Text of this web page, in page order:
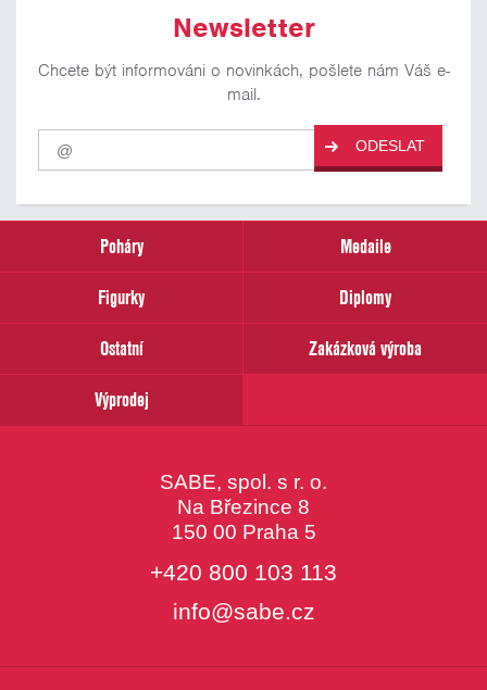
Newsletter
Chcete být informováni o novinkách, pošlete nám Váš e-
mail.
Pro
odběr
našich
email
ODESLAT
Poháry
Medaile
Figurky
Diplomy
Ostatní
Zakázková výroba
Výprodej
SABE, spol. s r. o.
Na Březince 8
150 00 Praha 5
+420 800 103 113
info@sabe.cz